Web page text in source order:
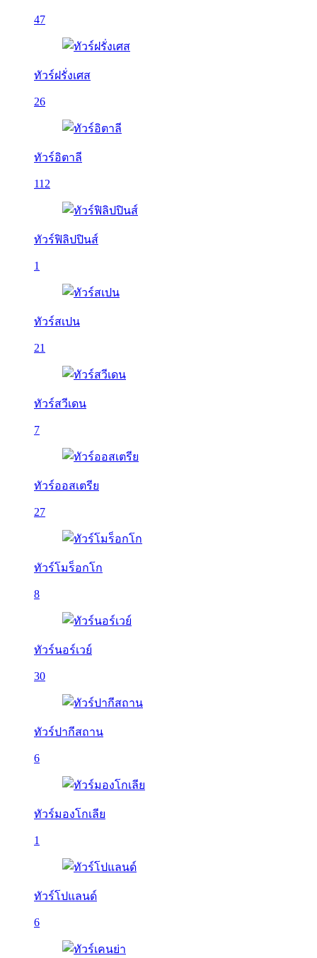
47
ทัวร์ฝรั่งเศส
26
ทัวร์อิตาลี
112
ทัวร์ฟิลิปปินส์
1
ทัวร์สเปน
21
ทัวร์สวีเดน
7
ทัวร์ออสเตรีย
27
ทัวร์โมร็อกโก
8
ทัวร์นอร์เวย์
30
ทัวร์ปากีสถาน
6
ทัวร์มองโกเลีย
1
ทัวร์โปแลนด์
6